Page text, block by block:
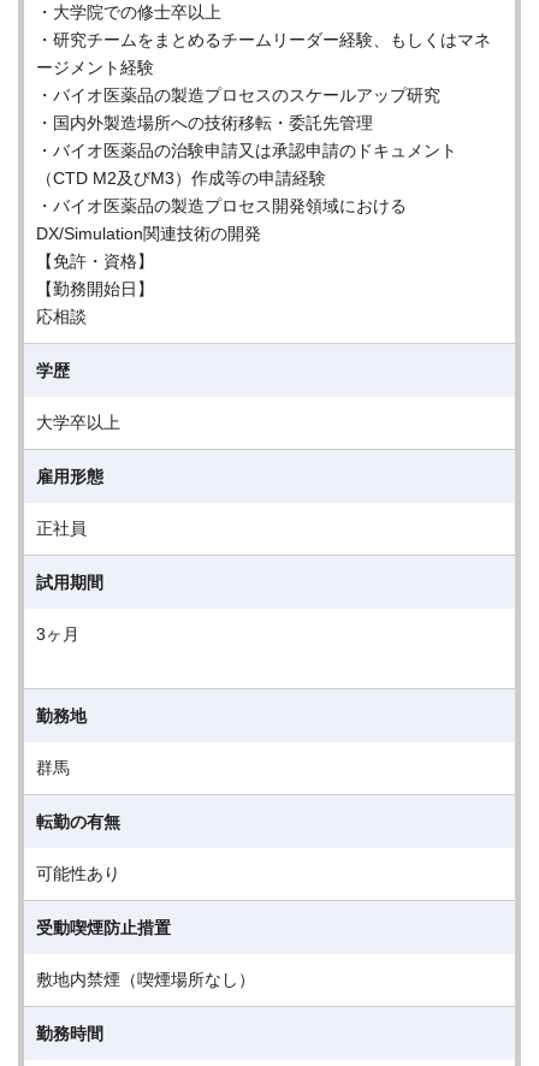
・大学院での修士卒以上
・研究チームをまとめるチームリーダー経験、もしくはマネ
ージメント経験
・バイオ医薬品の製造プロセスのスケールアップ研究
・国内外製造場所への技術移転・委託先管理
・バイオ医薬品の治験申請又は承認申請のドキュメント
（CTD M2及びM3）作成等の申請経験
・バイオ医薬品の製造プロセス開発領域における
DX/Simulation関連技術の開発
【免許・資格】
【勤務開始日】
応相談
学歴
大学卒以上
雇用形態
正社員
試用期間
3ヶ月
勤務地
群馬
転勤の有無
可能性あり
受動喫煙防止措置
敷地内禁煙（喫煙場所なし）
勤務時間